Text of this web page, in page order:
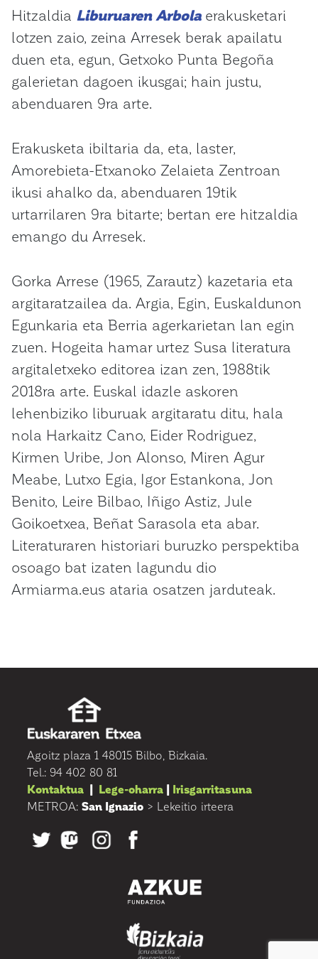
Hitzaldia Liburuaren Arbola erakusketari
lotzen zaio, zeina Arresek berak apailatu
duen eta, egun, Getxoko Punta Begoña
galerietan dagoen ikusgai; hain justu,
abenduaren 9ra arte.
Erakusketa ibiltaria da, eta, laster,
Amorebieta-Etxanoko Zelaieta Zentroan
ikusi ahalko da, abenduaren 19tik
urtarrilaren 9ra bitarte; bertan ere hitzaldia
emango du Arresek.
Gorka Arrese (1965, Zarautz) kazetaria eta
argitaratzailea da. Argia, Egin, Euskaldunon
Egunkaria eta Berria agerkarietan lan egin
zuen. Hogeita hamar urtez Susa literatura
argitaletxeko editorea izan zen, 1988tik
2018ra arte. Euskal idazle askoren
lehenbiziko liburuak argitaratu ditu, hala
nola Harkaitz Cano, Eider Rodriguez,
Kirmen Uribe, Jon Alonso, Miren Agur
Meabe, Lutxo Egia, Igor Estankona, Jon
Benito, Leire Bilbao, Iñigo Astiz, Jule
Goikoetxea, Beñat Sarasola eta abar.
Literaturaren historiari buruzko perspektiba
osoago bat izaten lagundu dio
Armiarma.eus ataria osatzen jarduteak.
Agoitz plaza 1 48015 Bilbo, Bizkaia.
Tel.: 94 402 80 81
Kontaktua | Lege-oharra | Irisgarritasuna
METROA: San Ignazio > Lekeitio irteera